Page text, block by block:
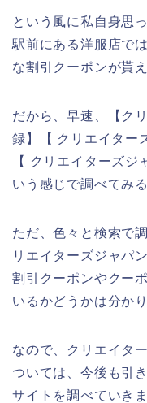
という風に私自身思
駅前にある洋服店で
な割引クーポンが貰
だから、早速、【ク
録】【 クリエイター
【 クリエイターズ
いう感じで調べてみ
ただ、色々と検索で
リエイターズジャパ
割引クーポンやクー
いるかどうかは分か
なので、クリエイタ
ついては、今後も引
サイトを調べていき